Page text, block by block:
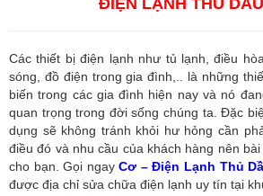
Các thiết bị điện lạnh như tủ lạnh, điều
sóng, đồ điện trong gia đình,.. là những
biến trong các gia đình hiện nay và nó
quan trọng trong đời sống chúng ta. Đặc
dụng sẽ không tránh khỏi hư hỏng cần
điều đó và nhu cầu của khách hàng nên
cho bạn. Gọi ngayCơ – Điện Lạnh Thủ
được địa chỉ sửa chữa điện lạnh uy tín tại